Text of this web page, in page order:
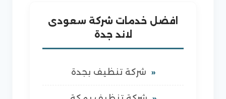
افضل خدمات شركة سعودى
لاند جدة
شركة تنظيف بجدة